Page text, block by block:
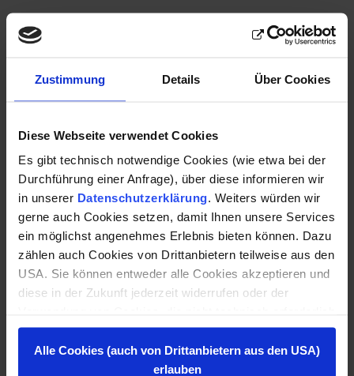
Zustimmung Details Über Cookies
Diese Webseite verwendet Cookies
Es gibt technisch notwendige Cookies (wie etwa bei der
Durchführung einer Anfrage), über diese informieren wir
in unserer Datenschutzerklärung. Weiters würden wir
gerne auch Cookies setzen, damit Ihnen unsere Services
ein möglichst angenehmes Erlebnis bieten können. Dazu
zählen auch Cookies von Drittanbietern teilweise aus den
USA. Sie können entweder alle Cookies akzeptieren und
diese in der Zukunft jederzeit widerrufen oder der
sind, widersprechen. Zu den Anbietern aus der USA: Sie
können diese auch einzeln abwählen oder zulassen. Der
Hintergrund dazu ist, dass es in den USA kein dem
Alle Cookies (auch von Drittanbietern aus den USA)
erlauben
Kontakt
Sie planen ein Bauprojekt im Burgenland oder
Ostösterreich? Als erfahrene Baufirma aus
termintreu um. Kontaktieren Sie uns – wir freuen uns
auf Ihre Anfrage.
Ihr verlässlicher Baumeister im Burgenland:
kompetent, nah und erreichbar.
PFNIER & CO GMBH
Gymnasiumstraße 15
7350 Oberpullendorf
02612/422 58-170